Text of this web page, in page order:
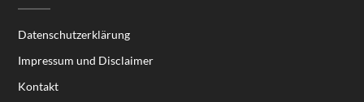
Datenschutzerklärung
Impressum und Disclaimer
Kontakt